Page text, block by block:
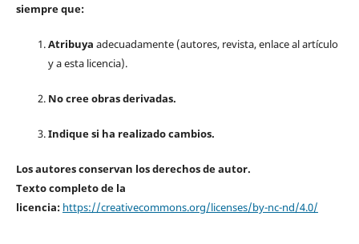
siempre que:
Atribuya adecuadamente (autores, revista, enlace al artículo
y a esta licencia).
No cree obras derivadas.
Indique si ha realizado cambios.
Los autores conservan los derechos de autor.
Texto completo de la
licencia: https://creativecommons.org/licenses/by-nc-nd/4.0/